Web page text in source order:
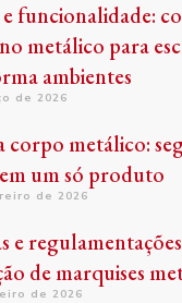
funcionalidade:
metálico para
ambientes
de 2026
corpo metálico:
um só produto
de 2026
e
de marquises
de 2026